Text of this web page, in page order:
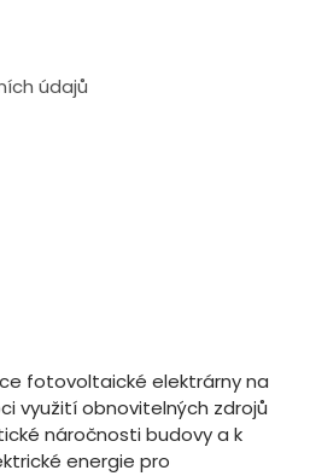
údajů
fotovoltaické elektrárny na
využití obnovitelných zdrojů
náročnosti budovy a k
energie pro